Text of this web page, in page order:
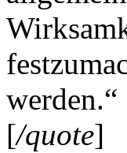
werden.“
[/quote]